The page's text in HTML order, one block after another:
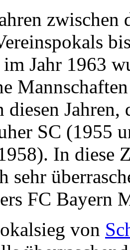
zwischen
Jahr 1963
diesen
SC (1955
In diese
sehr
FC Bayern
von